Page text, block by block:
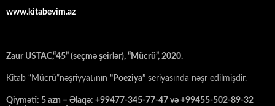
www.kitabevim.az
Zaur USTAC,“45” (seçmə şeirlər), “Mücrü”, 2020.
Kitab “Mücrü”nəşriyyatının “Poeziya” seriyasında nəşr edilmişdir.
Qiyməti: 5 azn – Əlaqə: +99477-345-77-47 və +99455-502-89-32